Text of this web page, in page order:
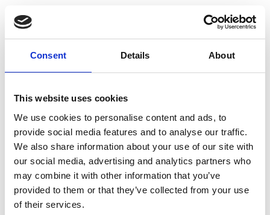
Consent Details About
This website uses cookies
We use cookies to personalise content and ads, to
provide social media features and to analyse our traffic.
We also share information about your use of our site with
our social media, advertising and analytics partners who
may combine it with other information that you’ve
provided to them or that they’ve collected from your use
of their services.
CAPTCHA